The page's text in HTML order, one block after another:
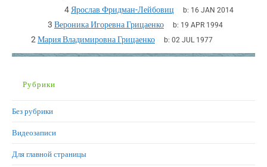
4 Ярослав Фридман-Лейбовиц b: 16 JAN 2014
3 Вероника Игоревна Грицаенко b: 19 APR 1994
2 Мария Владимировна Грицаенко b: 02 JUL 1977
Рубрики
Без рубрики
Видеозаписи
Для главной страницы